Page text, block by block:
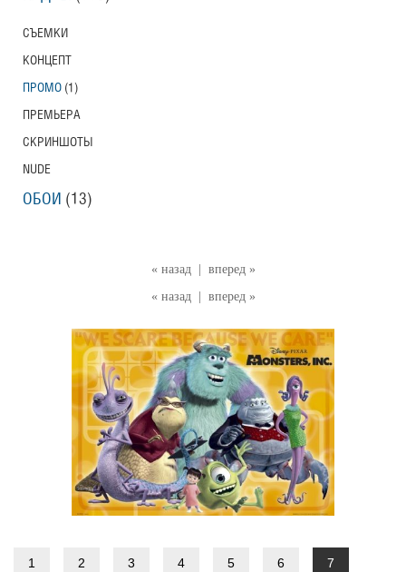
« назад
вперед »
« назад
вперед »
1 2 3 4 5 6 7
СЪЕМКИ
КОНЦЕПТ
ПРОМО (1)
ПРЕМЬЕРА
СКРИНШОТЫ
NUDE
ОБОИ (13)